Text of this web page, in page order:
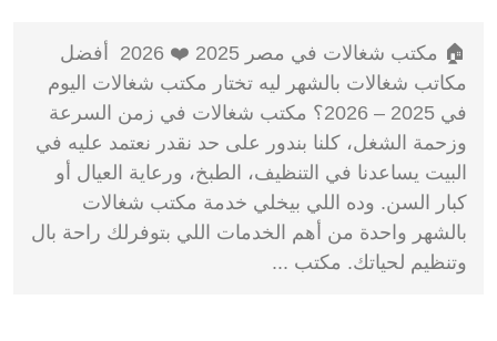
🏠 مكتب شغالات في مصر 2025 ❤️ 2026 أفضل
مكاتب شغالات بالشهر ليه تختار مكتب شغالات اليوم
في 2025 – 2026؟ مكتب شغالات في زمن السرعة
وزحمة الشغل، كلنا بندور على حد نقدر نعتمد عليه في
البيت يساعدنا في التنظيف، الطبخ، ورعاية العيال أو
كبار السن. وده اللي بيخلي خدمة مكتب شغالات
بالشهر واحدة من أهم الخدمات اللي بتوفرلك راحة بال
وتنظيم لحياتك. مكتب ...